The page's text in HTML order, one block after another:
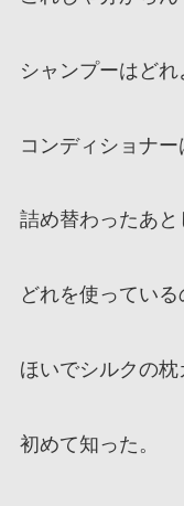
シャンプーはどれ
コンディショナー
詰め替わったあと
どれを使っている
ほいでシルクの枕
初めて知った。